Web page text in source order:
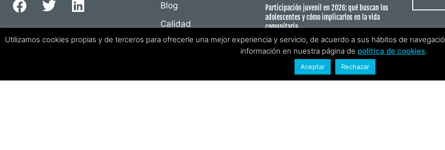
Blog
Calidad
Canal de denuncias
Participación juvenil en 2026: qué buscan los
adolescentes y cómo implicarlos en la vida
comunitaria
23/06/2026
Retiro Respiro: autonomía y apoyo real a las
familias cuidadoras
Utilizamos cookies propias y de terceros para ofrecerle una mejor experiencia y servicio, de acuerdo a sus hábitos de
información en nuestra página de política de cookies.
Aceptar Rechazar